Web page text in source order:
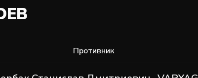
Противник